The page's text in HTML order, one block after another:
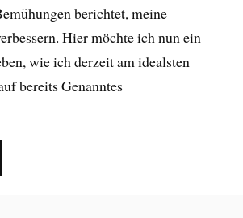
berichtet, meine
Hier möchte ich nun ein
wie ich derzeit am idealsten
bereits Genanntes